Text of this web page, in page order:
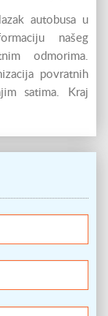
autobusa u
našeg
odmorima.
povratnih
satima. Kraj